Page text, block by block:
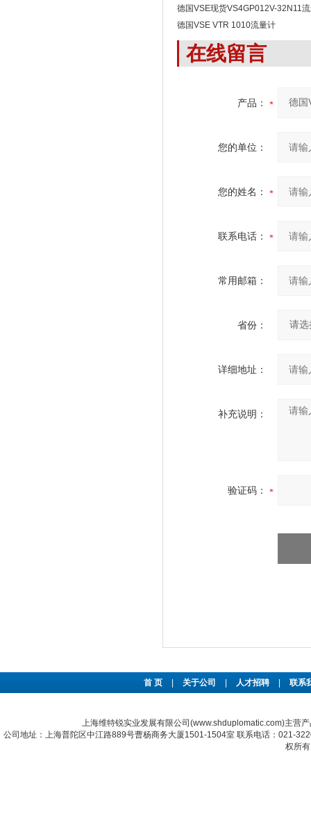
德国VSE现货VS4GP012V-32N11
德国VSE VTR 1010流量计
在线留言
产品：
您的单位：
您的姓名：
联系电话：
常用邮箱：
省份：
详细地址：
补充说明：
验证码：
首 页 关于公司 人才招聘 联系
上海维特锐实业发展有限公司(www.shduplomatic.com)主营
公司地址：上海普陀区中江路889号曹杨商务大厦1501-1504室 联系电话：021-
权所